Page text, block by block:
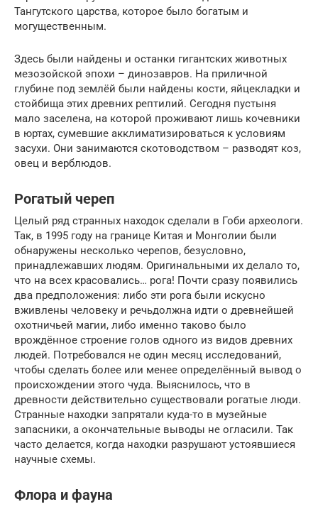
Тангутского царства, которое было богатым и
могущественным.
Здесь были найдены и останки гигантских животных
мезозойской эпохи – динозавров. На приличной
глубине под землёй были найдены кости, яйцекладки и
стойбища этих древних рептилий. Сегодня пустыня
мало заселена, на которой проживают лишь кочевники
в юртах, сумевшие акклиматизироваться к условиям
засухи. Они занимаются скотоводством – разводят коз,
овец и верблюдов.
Рогатый череп
Целый ряд странных находок сделали в Гоби археологи.
Так, в 1995 году на границе Китая и Монголии были
обнаружены несколько черепов, безусловно,
принадлежавших людям. Оригинальными их делало то,
что на всех красовались… рога! Почти сразу появились
два предположения: либо эти рога были искусно
вживлены человеку и речьдолжна идти о древнейшей
охотничьей магии, либо именно таково было
врождённое строение голов одного из видов древних
людей. Потребовался не один месяц исследований,
чтобы сделать более или менее определённый вывод о
происхождении этого чуда. Выяснилось, что в
древности действительно существовали рогатые люди.
Странные находки запрятали куда-то в музейные
запасники, а окончательные выводы не огласили. Так
часто делается, когда находки разрушают устоявшиеся
научные схемы.
Флора и фауна